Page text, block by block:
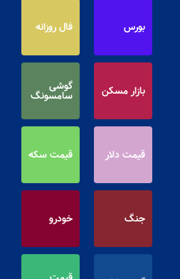
بورس فال روزانه
بازار مسکن گوشی
سامسونگ
قیمت دلار قیمت سکه
جنگ خودرو